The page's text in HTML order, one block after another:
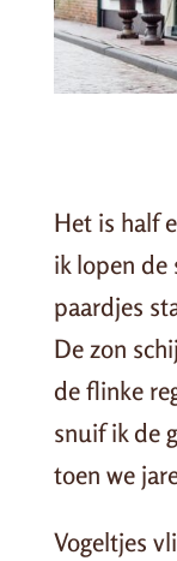
Het is half
ik lopen de
paardjes
De zon
de flinke
snuif ik de
toen we
Vogeltjes